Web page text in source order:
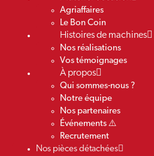
Agriaffaires
Le Bon Coin
Histoires de machines
Nos réalisations
Vos témoignages
À propos
Qui sommes-nous ?
Notre équipe
Nos partenaires
Événements ⚠️
Recrutement
Nos pièces détachées